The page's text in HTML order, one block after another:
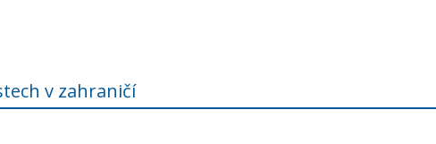
v zahraničí